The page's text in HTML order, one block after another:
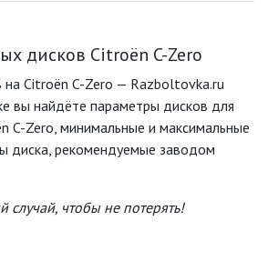
дисков Citroën C-Zero
на Citroën C-Zero — Razboltovka.ru
вы найдёте параметры дисков для
C-Zero, минимальные и максимальные
диска, рекомендуемые заводом
случай, чтобы не потерять!